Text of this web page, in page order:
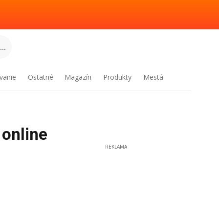
Ostatné Magazín Produkty Mestá
REKLAMA